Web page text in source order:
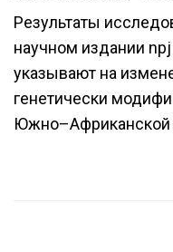
Результаты
научном издании
указывают на
генетически
Южно–Африканской